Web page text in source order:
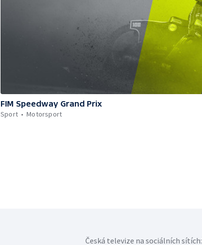
FIM Speedway Grand Prix
Sport
Motorsport
Česká televize na sociálních sítích: